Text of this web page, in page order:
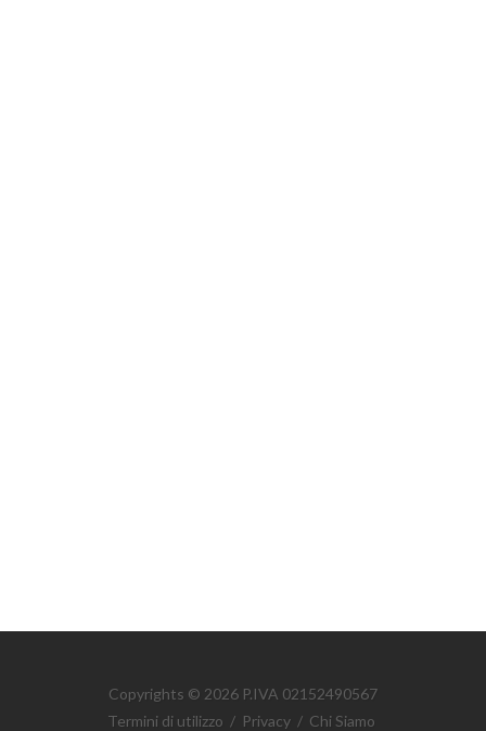
Copyrights © 2026 P.IVA 02152490567
Termini di utilizzo / Privacy / Chi Siamo